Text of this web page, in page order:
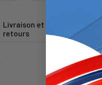
Livraison et
retours